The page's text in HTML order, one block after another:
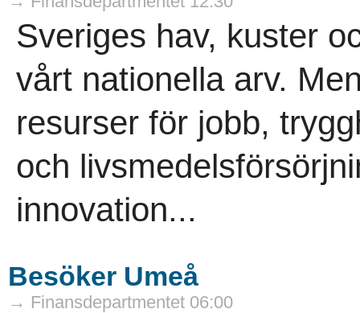
Sveriges hav, kuster
vårt nationella arv.
resurser för jobb,
och
innovation...
Besöker Umeå
→ Finansdepartmentet 06:00